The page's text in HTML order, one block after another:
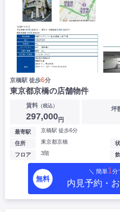
京橋駅 徒歩6分
東京都京橋の店舗物件
賃料（税込）
297,000円
坪
最寄駅 京橋駅 徒歩6分
住所 東京都京橋
フロア 3階
無料
＼ 簡単1分
内見予約・